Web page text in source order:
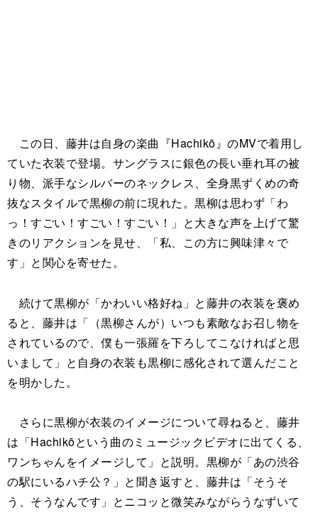
この日、藤井は自身の楽曲『Hachikō』のMVで着用し
ていた衣装で登場。サングラスに銀色の長い垂れ耳の被
り物、派手なシルバーのネックレス、全身黒ずくめの奇
抜なスタイルで黒柳の前に現れた。黒柳は思わず「わ
っ！すごい！すごい！すごい！」と大きな声を上げて驚
きのリアクションを見せ、「私、この方に興味津々で
す」と関心を寄せた。
続けて黒柳が「かわいい格好ね」と藤井の衣装を褒め
ると、藤井は「（黒柳さんが）いつも素敵なお召し物を
されているので、僕も一張羅を下ろしてこなければと思
いまして」と自身の衣装も黒柳に感化されて選んだこと
を明かした。
さらに黒柳が衣装のイメージについて尋ねると、藤井
は「Hachikōという曲のミュージックビデオに出てくる、
ワンちゃんをイメージして」と説明。黒柳が「あの渋谷
の駅にいるハチ公？」と聞き返すと、藤井は「そうそ
う、そうなんです」とニコッと微笑みながらうなずいて